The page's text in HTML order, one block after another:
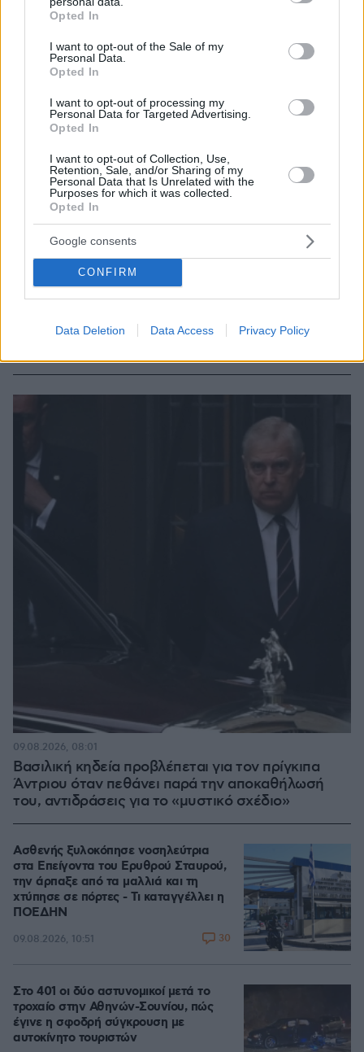
grant or deny consent to Google and its third-party tags to
use your data for below specified purposes in below Google
consent section.
Opted In
I want to opt-out of the Sale of my
Personal Data.
Opted In
I want to opt-out of processing my
Personal Data for Targeted Advertising.
Opted In
I want to opt-out of Collection, Use,
Retention, Sale, and/or Sharing of my
Personal Data that Is Unrelated with the
Purposes for which it was collected.
Opted In
Google consents
CONFIRM
Data Deletion Data Access Privacy Policy
όταν πνίγηκε ο 4χρονος, έρευνα για την άδεια της
09.08.2026, 09:28
Βασιλική κηδεία προβλέπεται για τον πρίγκιπα
Άντριου όταν πεθάνει παρά την αποκαθήλωσή
του, αντιδράσεις για το «μυστικό σχέδιο»
09.08.2026, 08:01
Ασθενής ξυλοκόπησε νοσηλεύτρια
στα Επείγοντα του Ερυθρού Σταυρού,
την άρπαξε από τα μαλλιά και τη
χτύπησε σε πόρτες - Τι καταγγέλλει η
ΠΟΕΔΗΝ
09.08.2026, 10:51 30
Στο 401 οι δύο αστυνομικοί μετά το
τροχαίο στην Αθηνών-Σουνίου, πώς
έγινε η σφοδρή σύγκρουση με
αυτοκίνητο τουριστών